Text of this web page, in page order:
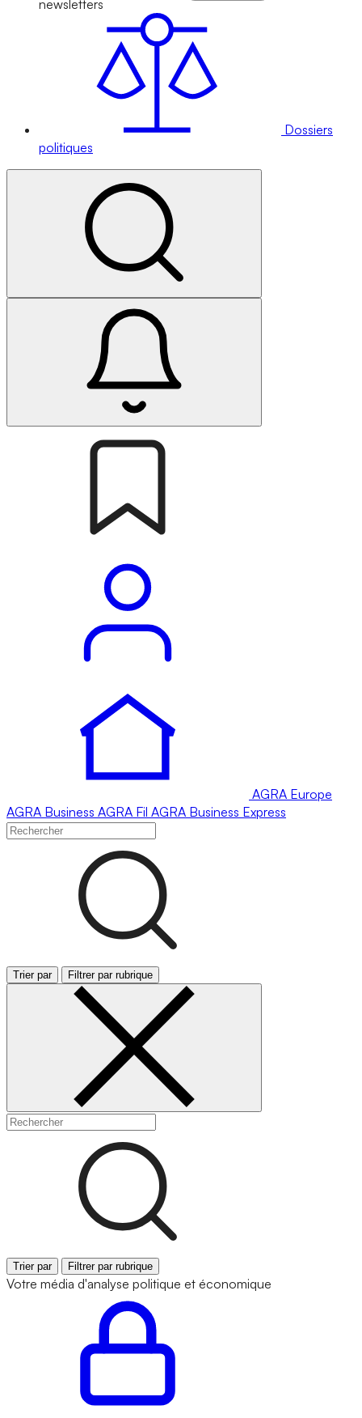
newsletters
Dossiers
politiques
AGRA Europe
AGRA Business AGRA Fil AGRA Business Express
Trier par Filtrer par rubrique
Trier par Filtrer par rubrique
Votre média d'analyse politique et économique